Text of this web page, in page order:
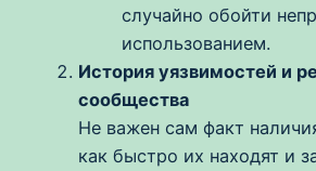
случайно обойти
использованием.
История уязвимостей и
сообщества
Не важен сам факт
как быстро их находят и